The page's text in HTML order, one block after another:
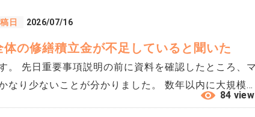
不動産会社には売買契約等の手続きだけ依頼できれば
りして問題ないでしょうか。
日 2026/07/16
84 view
の修繕積立金が不足していると聞いた
ろ、マ
なり少ないことが分かりました。 数年以内に大規模修
今の積立金だけでは足りない可能性があるそうです。